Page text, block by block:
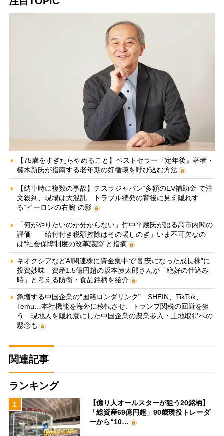
【75歳をすぎたらやめること】ベストセラー『定年後』著者・
楠木新氏が指南する老年期の好循環を呼び込む方法
【納車時に複数の事故】テスラジャパン“多額のEV補助金”で注
文殺到、現場は大混乱 トラブル続発の背後に見え隠れす
る“イーロンの右腕”の影
「何がやりたいのか分からない」竹中平蔵氏が語る高市内閣の
評価 「給付付き税額控除はその場しのぎ」いま不可欠なの
は“社会保障制度の改革議論”と指摘
キオクシアなどAI関連株に資金集中で“割安になった成長株”に
投資妙味 資産1.5億円超の坂本慎太郎さんが「絶好の仕込み
時」と考える防衛・食品銘柄を紹介
急増する中国企業の“国籍ロンダリング” SHEIN、TikTok、
Temu…本社機能を海外に移転させ、トランプ関税の回避を狙
う 現地人を隠れ蓑にした中国企業の農業参入・土地取得への
懸念も
関連記事
ランキング
1
【億り人オールスターが狙う20銘柄】
「総資産69億円超」90歳現役トレーダ
ーから“10…